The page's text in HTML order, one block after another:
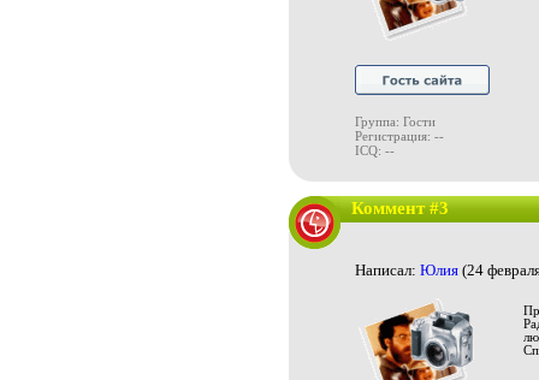
Группа: Гости
Регистрация: --
ICQ: --
Коммент #3
Написал: Юлия (24